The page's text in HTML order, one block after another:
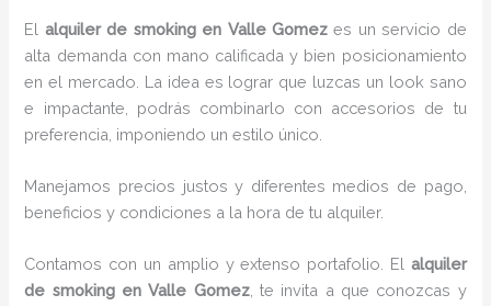
El alquiler de smoking en Valle Gomezes un servicio de
alta demanda con mano calificada y bien posicionamiento
en el mercado. La idea es lograr que luzcas un look sano
e impactante, podrás combinarlo con accesorios de tu
preferencia, imponiendo un estilo único.
Manejamos precios justos y diferentes medios de pago,
beneficios y condiciones a la hora de tu alquiler.
Contamos con un amplio y extenso portafolio. El alquiler
de smoking en Valle Gomez, te invita a que conozcas y